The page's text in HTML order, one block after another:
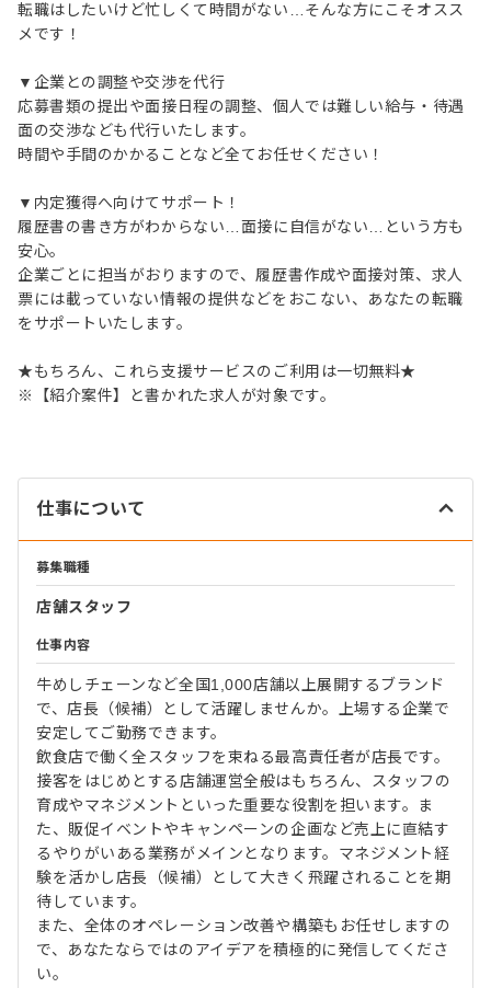
転職はしたいけど忙しくて時間がない…そんな方にこそオスス
メです！
▼企業との調整や交渉を代行
応募書類の提出や面接日程の調整、個人では難しい給与・待遇
面の交渉なども代行いたします。
時間や手間のかかることなど全てお任せください！
▼内定獲得へ向けてサポート！
履歴書の書き方がわからない…面接に自信がない…という方も
安心。
企業ごとに担当がおりますので、履歴書作成や面接対策、求人
票には載っていない情報の提供などをおこない、あなたの転職
をサポートいたします。
★もちろん、これら支援サービスのご利用は一切無料★
※【紹介案件】と書かれた求人が対象です。
仕事について
募集職種
店舗スタッフ
仕事内容
牛めしチェーンなど全国1,000店舗以上展開するブランド
で、店長（候補）として活躍しませんか。上場する企業で
安定してご勤務できます。
飲食店で働く全スタッフを束ねる最高責任者が店長です。
接客をはじめとする店舗運営全般はもちろん、スタッフの
育成やマネジメントといった重要な役割を担います。ま
た、販促イベントやキャンペーンの企画など売上に直結す
るやりがいある業務がメインとなります。マネジメント経
験を活かし店長（候補）として大きく飛躍されることを期
待しています。
また、全体のオペレーション改善や構築もお任せしますの
で、あなたならではのアイデアを積極的に発信してくださ
い。